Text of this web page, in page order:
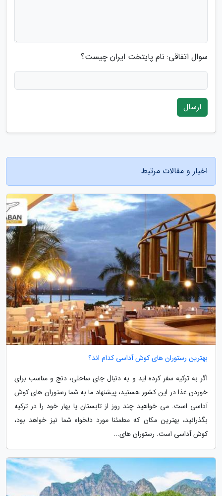
سوال اتفاقی: نام پایتخت ایران چیست؟
ارسال
اخبار و مقالات مرتبط
بهترین رستوران های کوش آداسی کدام اند؟
اگر به ترکیه سفر کرده اید و به دنبال جای ساحلی، دنج و مناسب برای
خوردن غذا در این کشور هستید، پیشنهاد ما به شما رستوران های کوش
آداسی است. می خواهید چند روز از تابستان یا بهار خود را در ترکیه
بگذرانید، بهترین مکان که مطمئنا مورد دلخواه شما نیز خواهد بود،
کوش آداسی است. رستوران های...